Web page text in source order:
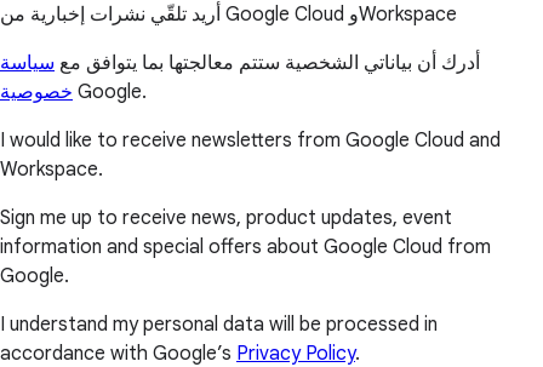
أريد تلقّي نشرات إخبارية من Google Cloud وWorkspace
أدرك أن بياناتي الشخصية ستتم معالجتها بما يتوافق مع سياسة
خصوصية Google.
I would like to receive newsletters from Google Cloud and
Workspace.
Sign me up to receive news, product updates, event
information and special offers about Google Cloud from
Google.
I understand my personal data will be processed in
accordance with Google’s Privacy Policy.